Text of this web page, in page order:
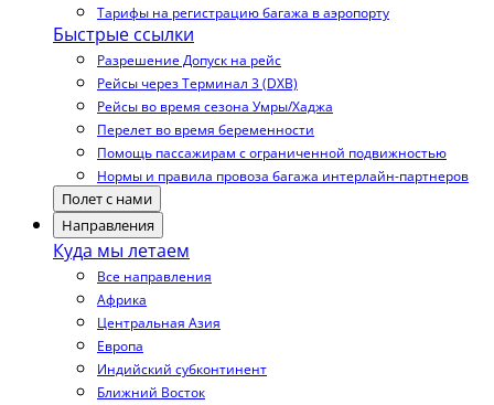
Тарифы на регистрацию багажа в аэропорту
Быстрые ссылки
Разрешение Допуск на рейс
Рейсы через Терминал 3 (DXB)
Рейсы во время сезона Умры/Хаджа
Перелет во время беременности
Помощь пассажирам с ограниченной подвижностью
Нормы и правила провоза багажа интерлайн-партнеров
Полет с нами
Направления
Куда мы летаем
Все направления
Африка
Центральная Азия
Европа
Индийский субконтинент
Ближний Восток